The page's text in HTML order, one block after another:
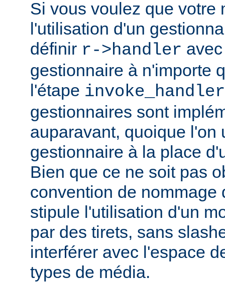
Si vous voulez que votre
l'utilisation d'un
définir r->handler
gestionnaire à n'importe
l'étape invoke_handler
gestionnaires sont
auparavant, quoique l'on
gestionnaire à la place
Bien que ce ne soit pas
convention de nommage
stipule l'utilisation d'un
par des tirets, sans
interférer avec l'espace
types de média.